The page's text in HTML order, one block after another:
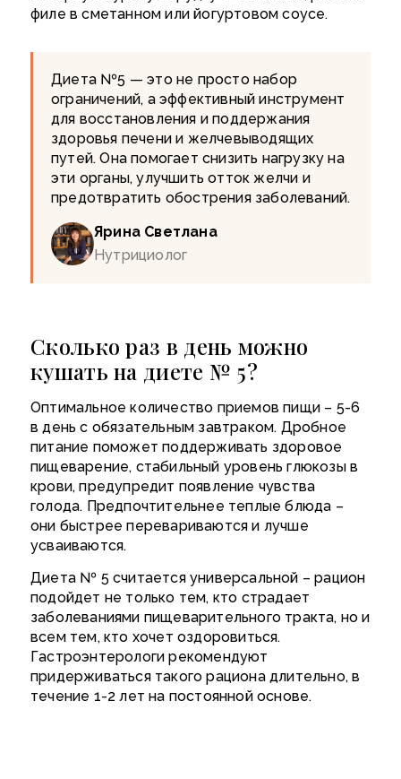
филе в сметанном или йогуртовом соусе.
Диета №5 — это не просто набор
ограничений, а эффективный инструмент
для восстановления и поддержания
здоровья печени и желчевыводящих
путей. Она помогает снизить нагрузку на
эти органы, улучшить отток желчи и
предотвратить обострения заболеваний.
Ярина Светлана
Нутрициолог
Сколько раз в день можно
кушать на диете № 5?
Оптимальноеколичество приемов пищи – 5-6
в день с обязательным завтраком. Дробное
питание поможет поддерживать здоровое
пищеварение, стабильный уровень глюкозы в
крови, предупредит появление чувства
голода. Предпочтительнее теплые блюда –
они быстрее перевариваются и лучше
усваиваются.
Диета № 5 считается универсальной – рацион
подойдет не только тем, кто страдает
заболеваниями пищеварительного тракта, но и
всем тем, кто хочет оздоровиться.
Гастроэнтерологи рекомендуют
придерживаться такого рациона длительно, в
течение 1-2 лет на постоянной основе.